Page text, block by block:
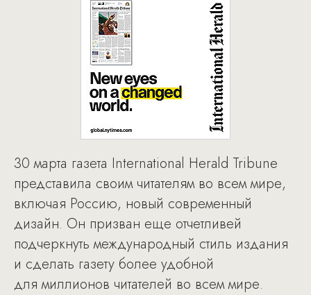
30 марта газета International Herald Tribune
представила своим читателям во всем мире,
включая Россию, новый современный
дизайн. Он призван еще отчетливей
подчеркнуть международный стиль издания
и сделать газету более удобной
для миллионов читателей во всем мире.